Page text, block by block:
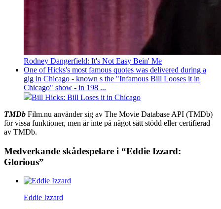
Rodney Dangerfield: It's Not Easy Bein' Me
One of Hicks's most famous quotes was delivered during a
gig in Chicago - known s the "Infamous Bill Looses it in
Chicago" show - in 198 ...
Bill Hicks: Bill Loses it in Chicago
TMDb Film.nu använder sig av The Movie Database API (TMDb)
för vissa funktioner, men är inte på något sätt stödd eller certifierad
av TMDb.
Medverkande skådespelare i “Eddie Izzard:
Glorious”
Eddie Izzard